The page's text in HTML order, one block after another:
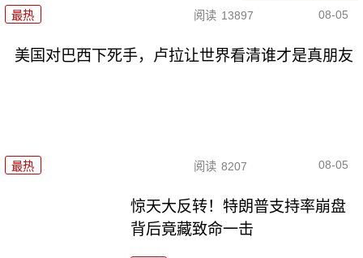
最热 阅读 13897 08-05
美国对巴西下死手，卢拉让世界看清谁才是真朋友
最热 阅读 8207 08-05
惊天大反转！特朗普支持率崩盘
背后竟藏致命一击